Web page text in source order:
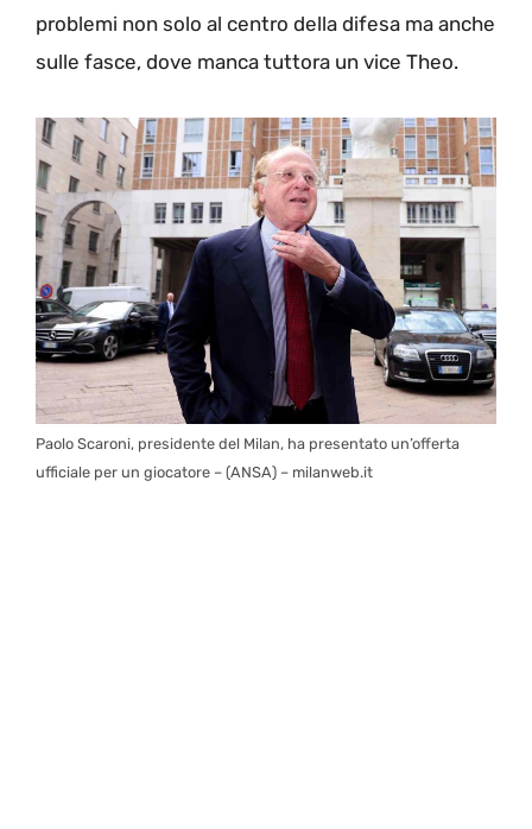
problemi non solo al centro della difesa ma anche
sulle fasce, dove manca tuttora un vice Theo.
Paolo Scaroni, presidente del Milan, ha presentato un’offerta
ufficiale per un giocatore – (ANSA) – milanweb.it